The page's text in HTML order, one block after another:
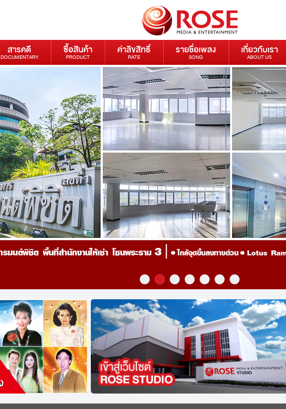
สารคดี
DOCUMENTARY
ซื้อสินค้า
PRODUCT
ค่าลิขสิทธิ์
RATE
รายชื่อเพลง
SONG
เกี่ยวกับเรา
ABOUT US